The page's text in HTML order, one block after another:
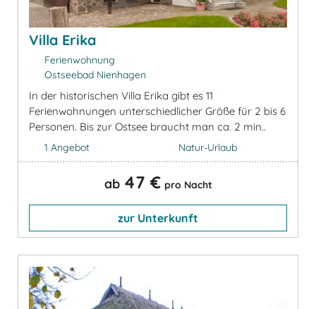
Villa Erika
Ferienwohnung
Ostseebad Nienhagen
In der historischen Villa Erika gibt es 11
Ferienwohnungen unterschiedlicher Größe für 2 bis 6
Personen. Bis zur Ostsee braucht man ca. 2 min..
1 Angebot Natur-Urlaub
ab 47 € pro Nacht
zur Unterkunft